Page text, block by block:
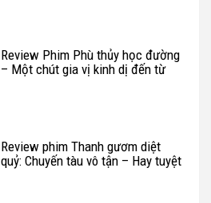
Review Phim Phù thủy học đường
– Một chút gia vị kinh dị đến từ
Review phim Thanh gươm diệt
quỷ: Chuyến tàu vô tận – Hay tuyệt